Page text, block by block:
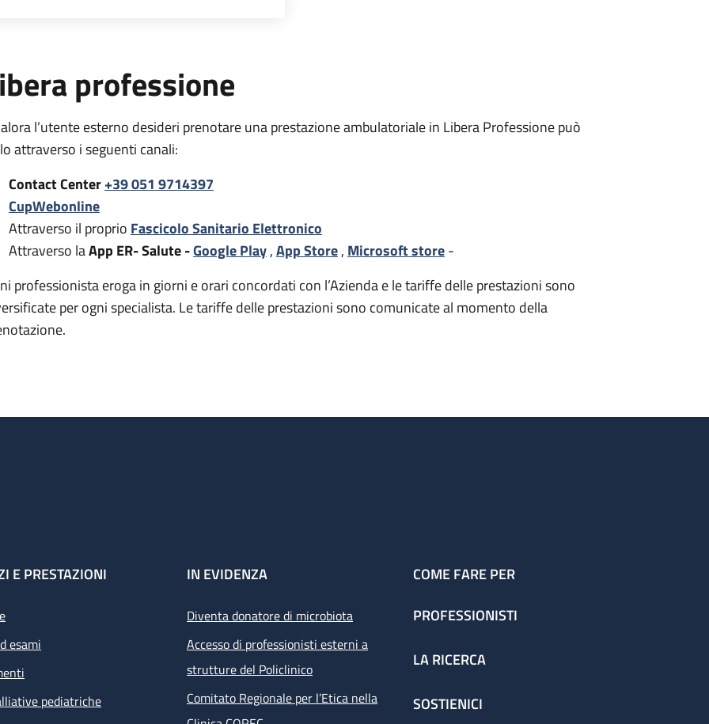
professione
l’utente esterno desideri prenotare una prestazione ambulatoriale in Libera Professione può
attraverso i seguenti canali:
Contact Center+39 051 9714397
CupWebonline
Attraverso il proprio Fascicolo Sanitario Elettronico
Attraverso laApp ER- Salute -Google Play,App Store, Microsoft store-
professionista eroga in giorni e orari concordati con l’Azienda e le tariffe delle prestazioni sono
per ogni specialista. Le tariffe delle prestazioni sono comunicate al momento della
E PRESTAZIONI
esami
pediatriche
IN EVIDENZA
Diventa donatore di microbiota
Accesso di professionisti esterni a
strutture del Policlinico
Comitato Regionale per l’Etica nella
COME FARE PER
PROFESSIONISTI
LA RICERCA
SOSTIENICI